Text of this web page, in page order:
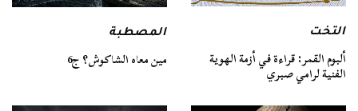
التخت
ألبوم القمر: قراءة في أزمة الهوية
الفنية لرامي صبري
المصطبة
مين معاه الشاكوش؟ ج6